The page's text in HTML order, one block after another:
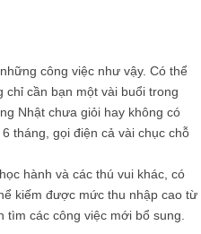
công việc như vậy. Có thể
cần bạn một vài buổi trong
Nhật chưa giỏi hay không có
tháng, gọi điện cả vài chục chỗ
hành và các thú vui khác, có
kiếm được mức thu nhập cao từ
các công việc mới bổ sung.